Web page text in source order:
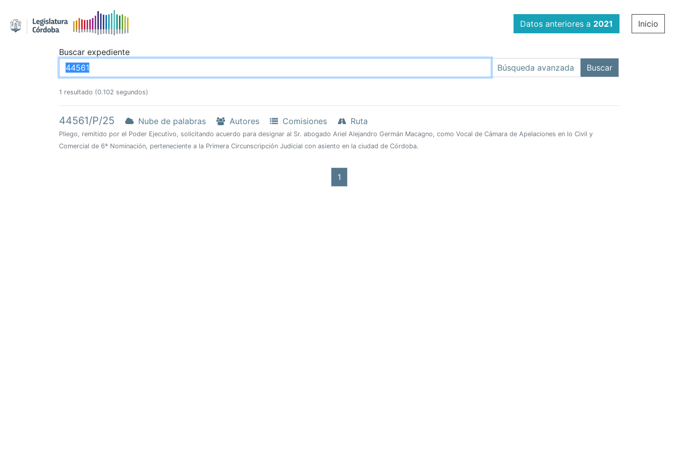
Datos anteriores a 2021 Inicio
Buscar expediente
1 resultado (0.102 segundos)
44561/P/25 Nube de palabras Autores Comisiones Ruta
Pliego, remitido por el Poder Ejecutivo, solicitando acuerdo para designar al Sr. abogado Ariel Alejandro Germán Macagno, como Vocal de Cámara de Apelaciones en lo Civil y
Comercial de 6ª Nominación, perteneciente a la Primera Circunscripción Judicial con asiento en la ciudad de Córdoba.
1